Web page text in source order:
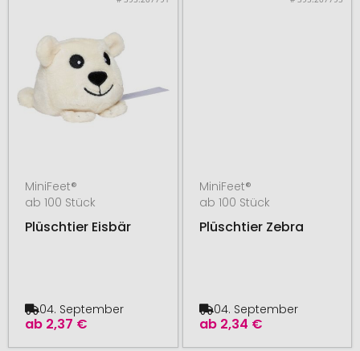
MiniFeet®
ab 100 Stück
Plüschtier Eisbär
ab 2,37 €
04. September
MiniFeet®
ab 100 Stück
Plüschtier Zebra
ab 2,34 €
04. September